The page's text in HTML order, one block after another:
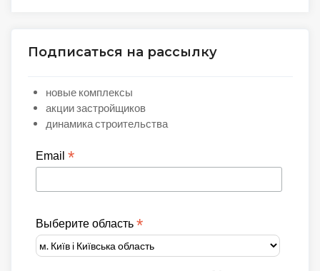
Подписаться на рассылку
новые комплексы
акции застройщиков
динамика строительства
Email *
Выберите область *